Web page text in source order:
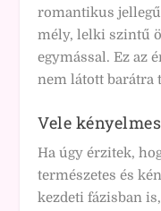
romantikus
mély, lelki szintű
egymással. Ez az
nem látott barátra
Vele
Ha úgy érzitek,
természetes és
kezdeti fázisban